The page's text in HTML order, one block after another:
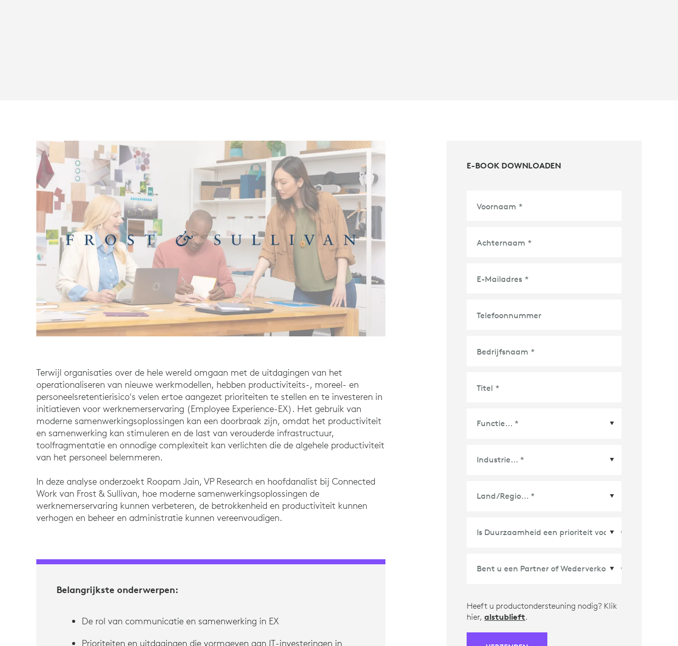
Terwijl organisaties over de hele wereld omgaan met de uitdagingen van het
operationaliseren van nieuwe werkmodellen, hebben productiviteits-, moreel- en
personeelsretentierisico's velen ertoe aangezet prioriteiten te stellen en te investeren in
initiatieven voor werknemerservaring (Employee Experience-EX). Het gebruik van
moderne samenwerkingsoplossingen kan een doorbraak zijn, omdat het productiviteit
en samenwerking kan stimuleren en de last van verouderde infrastructuur,
toolfragmentatie en onnodige complexiteit kan verlichten die de algehele productiviteit
van het personeel belemmeren.
In deze analyse onderzoekt Roopam Jain, VP Research en hoofdanalist bij Connected
Work van Frost & Sullivan, hoe moderne samenwerkingsoplossingen de
werknemerservaring kunnen verbeteren, de betrokkenheid en productiviteit kunnen
verhogen en beheer en administratie kunnen vereenvoudigen.
Belangrijkste onderwerpen:
De rol van communicatie en samenwerking in EX
Prioriteiten en uitdagingen die vormgeven aan IT-investeringen in
E-BOOK DOWNLOADEN
Voornaam *
Achternaam *
E-Mailadres *
Telefoonnummer
Bedrijfsnaam *
Titel *
Land/Regio *
Heeft u productondersteuning nodig? Klik
hier,alstublieft.